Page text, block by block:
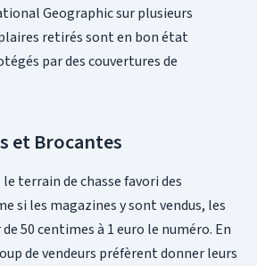
Geographic sur plusieurs
retirés sont en bon état
par des couvertures de
et Brocantes
terrain de chasse favori des
si les magazines y sont vendus, les
50 centimes à 1 euro le numéro. En
de vendeurs préfèrent donner leurs